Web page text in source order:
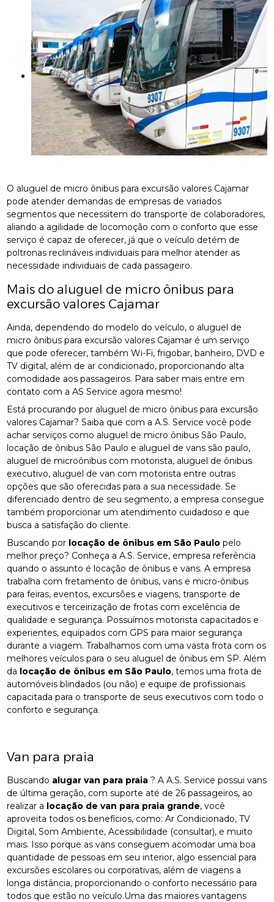
O aluguel de micro ônibus para excursão valores Cajamar
pode atender demandas de empresas de variados
segmentos que necessitem do transporte de colaboradores,
aliando a agilidade de locomoção com o conforto que esse
serviço é capaz de oferecer, já que o veículo detém de
poltronas reclináveis individuais para melhor atender as
necessidade individuais de cada passageiro.
Mais do aluguel de micro ônibus para
excursão valores Cajamar
Ainda, dependendo do modelo do veículo, o aluguel de
micro ônibus para excursão valores Cajamar é um serviço
que pode oferecer, também Wi-Fi, frigobar, banheiro, DVD e
TV digital, além de ar condicionado, proporcionando alta
comodidade aos passageiros. Para saber mais entre em
contato com a AS Service agora mesmo!
Está procurando por aluguel de micro ônibus para excursão
valores Cajamar? Saiba que com a A.S. Service você pode
achar serviços como aluguel de micro ônibus São Paulo,
locação de ônibus São Paulo e aluguel de vans são paulo,
aluguel de microônibus com motorista, aluguel de ônibus
executivo, aluguel de van com motorista entre outras
opções que são oferecidas para a sua necessidade. Se
diferenciado dentro de seu segmento, a empresa consegue
também proporcionar um atendimento cuidadoso e que
busca a satisfação do cliente.
Buscando por locação de ônibus em São Paulo pelo
melhor preço? Conheça a A.S. Service, empresa referência
quando o assunto é locação de ônibus e vans. A empresa
trabalha com fretamento de ônibus, vans e micro-ônibus
para feiras, eventos, excursões e viagens, transporte de
executivos e terceirização de frotas com excelência de
qualidade e segurança. Possuímos motorista capacitados e
experientes, equipados com GPS para maior segurança
durante a viagem. Trabalhamos com uma vasta frota com os
melhores veículos para o seu aluguel de ônibus em SP. Além
da locação de ônibus em São Paulo, temos uma frota de
automóveis blindados (ou não) e equipe de profissionais
capacitada para o transporte de seus executivos com todo o
conforto e segurança.
Van para praia
Buscando alugar van para praia ? A A.S. Service possui vans
de última geração, com suporte até de 26 passageiros, ao
realizar a locação de van para praia grande, você
aproveita todos os benefícios, como: Ar Condicionado, TV
Digital, Som Ambiente, Acessibilidade (consultar), e muito
mais. Isso porque as vans conseguem acomodar uma boa
quantidade de pessoas em seu interior, algo essencial para
excursões escolares ou corporativas, além de viagens a
longa distância, proporcionando o conforto necessário para
todos que estão no veículo.Uma das maiores vantagens